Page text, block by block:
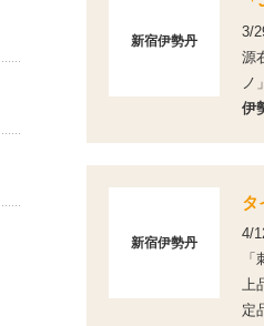
新宿伊勢丹
3/
源
ノ
伊
新宿伊勢丹
タ
4/
上
定